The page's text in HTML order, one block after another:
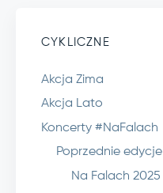
CYKLICZNE
Akcja Zima
Akcja Lato
Koncerty #NaFalach
Poprzednie edycje
Na Falach 2025